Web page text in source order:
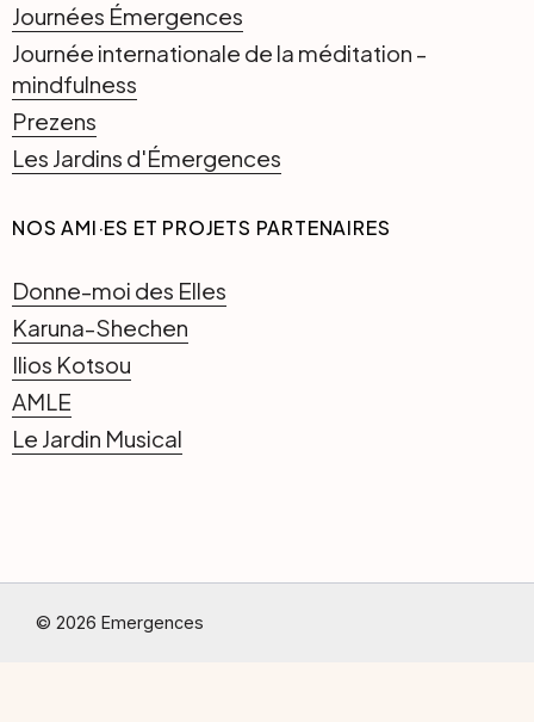
Journées Émergences
Journée internationale de la méditation -
mindfulness
Prezens
Les Jardins d'Émergences
NOS AMI·ES ET PROJETS PARTENAIRES
Donne-moi des Elles
Karuna-Shechen
Ilios Kotsou
AMLE
Le Jardin Musical
© 2026 Emergences